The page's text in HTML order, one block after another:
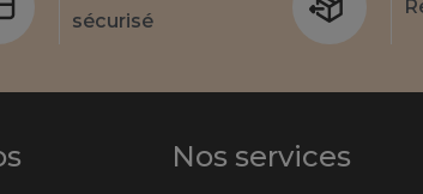
sécurisé
Nos services